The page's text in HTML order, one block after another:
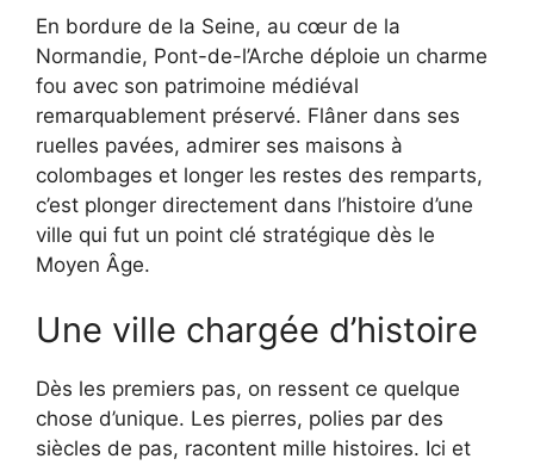
En bordure de la Seine, au cœur de la
Normandie, Pont-de-l’Arche déploie un charme
fou avec son patrimoine médiéval
remarquablement préservé. Flâner dans ses
ruelles pavées, admirer ses maisons à
colombages et longer les restes des remparts,
c’est plonger directement dans l’histoire d’une
ville qui fut un point clé stratégique dès le
Moyen Âge.
Une ville chargée d’histoire
Dès les premiers pas, on ressent ce quelque
chose d’unique. Les pierres, polies par des
siècles de pas, racontent mille histoires. Ici et